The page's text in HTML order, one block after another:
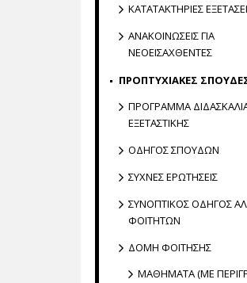
ΚΑΤΑΤΑΚΤΗΡΙΕΣ
ΑΝΑΚΟΙΝΩΣΕΙΣ ΓΙΑ
ΝΕΟΕΙΣΑΧΘΕΝΤΕΣ
ΠΡΟΠΤΥΧΙΑΚΕΣ
ΠΡΟΓΡΑΜΜΑ
ΕΞΕΤΑΣΤΙΚΗΣ
ΟΔΗΓΟΣ ΣΠΟΥΔΩΝ
ΣΥΧΝΕΣ ΕΡΩΤΗΣΕΙΣ
ΣΥΝΟΠΤΙΚΟΣ ΟΔΗΓΟΣ
ΦΟΙΤΗΤΩΝ
ΔΟΜΗ ΦΟΙΤΗΣΗΣ
ΜΑΘΗΜΑΤΑ (ΜΕ